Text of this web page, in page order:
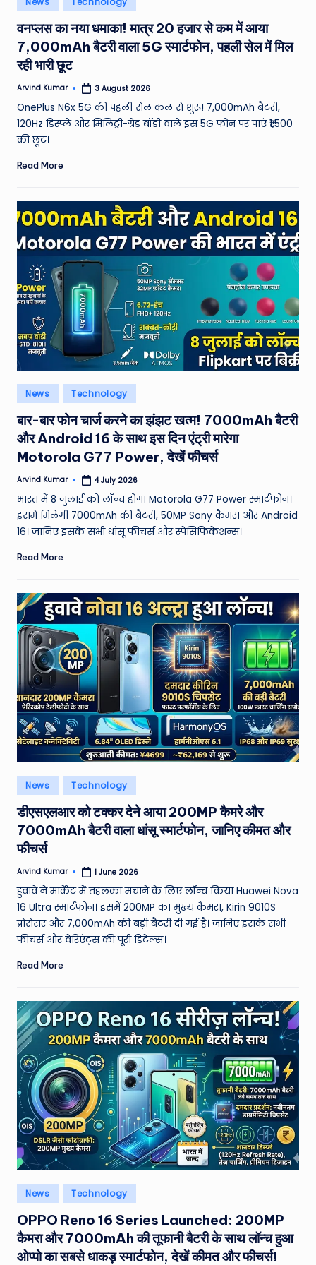
e
a
t
h
er
,
T
e
h
&
M
o
vi
e
N
e
w
s
A
ro
u
n
T
h
e
W
o
rl
d
in
वनप्लस का नया धमाका! मात्र 20 हजार से कम में आया
7,000mAh बैटरी वाला 5G स्मार्टफोन, पहली सेल में मिल
रही भारी छूट
Posted
Arvind Kumar 3 August 2026
OnePlus N6x 5G की पहली सेल कल से शुरू! 7,000mAh बैटरी,
120Hz डिस्प्ले और मिलिट्री-ग्रेड बॉडी वाले इस 5G फोन पर पाएं ₹1,500
की छूट।
Read More
Posted
in
News Technology
बार-बार फोन चार्ज करने का झंझट खत्म! 7000mAh बैटरी
और Android 16 के साथ इस दिन एंट्री मारेगा
Motorola G77 Power, देखें फीचर्स
Posted
Arvind Kumar 4 July 2026
भारत में 8 जुलाई को लॉन्च होगा Motorola G77 Power स्मार्टफोन।
इसमें मिलेगी 7000mAh की बैटरी, 50MP Sony कैमरा और Android
16। जानिए इसके सभी धांसू फीचर्स और स्पेसिफिकेशन्स।
Read More
Posted
in
News Technology
डीएसएलआर को टक्कर देने आया 200MP कैमरे और
7000mAh बैटरी वाला धांसू स्मार्टफोन, जानिए कीमत और
फीचर्स
Posted
Arvind Kumar 1 June 2026
हुवावे ने मार्केट में तहलका मचाने के लिए लॉन्च किया Huawei Nova
16 Ultra स्मार्टफोन। इसमें 200MP का मुख्य कैमरा, Kirin 9010S
प्रोसेसर और 7,000mAh की बड़ी बैटरी दी गई है। जानिए इसके सभी
फीचर्स और वेरिएंट्स की पूरी डिटेल्स।
Read More
Posted
in
News Technology
OPPO Reno 16 Series Launched: 200MP
कैमरा और 7000mAh की तूफानी बैटरी के साथ लॉन्च हुआ
ओप्पो का सबसे धाकड़ स्मार्टफोन, देखें कीमत और फीचर्स!